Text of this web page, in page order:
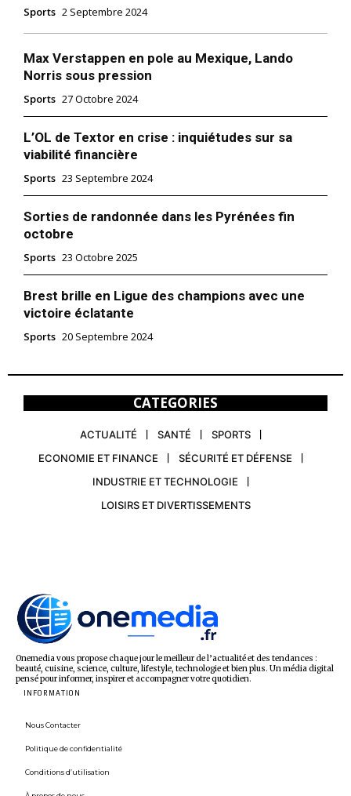
Sports 2 Septembre 2024
Max Verstappen en pole au Mexique, Lando
Norris sous pression
Sports 27 Octobre 2024
L’OL de Textor en crise : inquiétudes sur sa
viabilité financière
Sports 23 Septembre 2024
Sorties de randonnée dans les Pyrénées fin
octobre
Sports 23 Octobre 2025
Brest brille en Ligue des champions avec une
victoire éclatante
Sports 20 Septembre 2024
CATEGORIES
ACTUALITÉ SANTÉ
SPORTS
ECONOMIE ET FINANCE
SÉCURITÉ ET DÉFENSE
INDUSTRIE ET TECHNOLOGIE
LOISIRS ET DIVERTISSEMENTS
Onemedia vous propose chaque jour le meilleur de l’actualité et des tendances :
beauté, cuisine, science, culture, lifestyle, technologie et bien plus. Un média digital
pensé pour informer, inspirer et accompagner votre quotidien.
INFORMATION
Nous Contacter
Politique de confidentialité
Conditions d’utilisation